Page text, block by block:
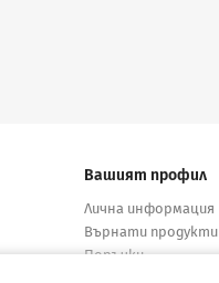
Вашият профил
Лична информация
Върнати продукти
Поръчки